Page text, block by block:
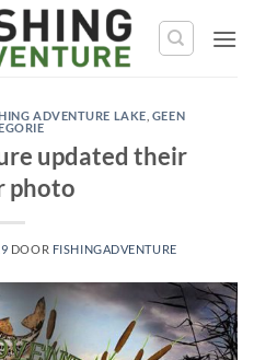
ADVENTURE LAKE GEEN
updated their
photo
DOOR FISHINGADVENTURE